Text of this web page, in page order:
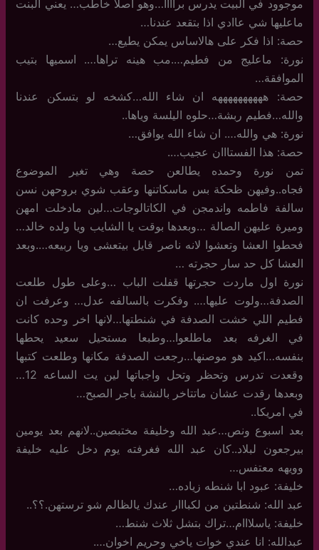
موجوود في البيت يدرس براااا…وهو اصلا خاطب… يعني البنت
ماعليها شي عاادي اذا بتقعد عندنا…
حصة: اذا فكر على هالاساس يمكن يطيع…
نورة: ماعليج من فطيم….مب هينه تراها…. اسميها بتيب
الموافقة…
حصة: ههههههههههه ان شاء الله…كشخه لو بتسكن عندنا
والله…فطيم ربشة…حلوه اليلسة وياها..
نورة: هي والله…. ان شاء الله يوافق…
حصة: هذا الفستااان عجيب….
تمن نورة وحمده يطالعن حصة وهي تغير الموضوع
فجاه..وفيهن ظحكة بس ماسكاتنها وعقب شوي بروحهن نسن
سالفة فاطمه واندمجن في الكاتالوجات…لين مادخلت امهن
وميرة عليهن الصالة …وبعدها بوقت يا الشايب ويا ولده خالد…
فحطوا العشا وتعشوا لانه ناصر قايل بيتعشى ويا ربيعه….وبعد
العشا كل حد سار حجرته …
نورة اول ماردت حجرتها قفلت الباب …وعلى طول طلعت
الصدفة…ولوت عليها…. وفكرت بالسالفه عدل… وعرفت ان
فطيم اللي خشت الصدفة في شنطتها…لانها اخر وحده كانت
في الغرفه بعد ماطلعوا…وطبعا مستحيل سعيد يحطها
بنفسه…اكيد هو موصنها…رجعت الصدفة مكانها وطلعت كتبها
وقعدت تدرس وتحظر وتحل واجباتها لين يت الساعه 12…
وبعدها رقدت عشان ماتتاخر بالنشة باجر الصبح…
في امريكا..
بعد اسبوع ونص…عبد الله وخليفة مختبصين..لانهم بعد يومين
بيرجعون لبلاد..كان عبد الله فغرفته يوم دخل عليه خليفة
وويهه معتفس…
خليفة: عبود ابا شنطه زياده…
عبد الله: شنطتين من لكبااار عندك يالظالم شو ترستهن.؟؟..
خليفة: ياسلااام…تراك بتشل ثلاث شنط…
عبدالله: انا عندي خوات ياخي وحريم اخوان….